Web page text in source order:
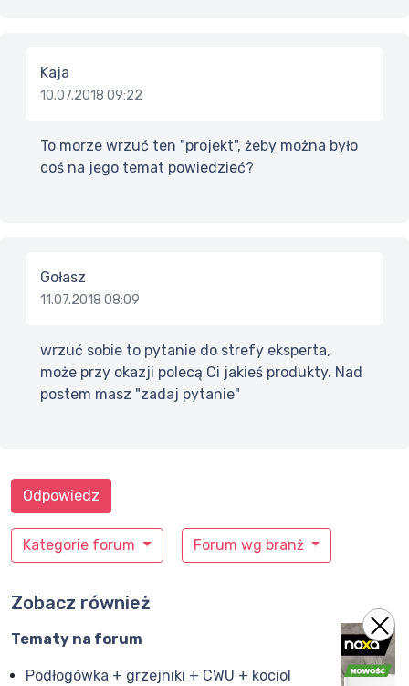
Kaja
10.07.2018 09:22
To morze wrzuć ten "projekt", żeby można było
coś na jego temat powiedzieć?
Gołasz
11.07.2018 08:09
wrzuć sobie to pytanie do strefy eksperta,
może przy okazji polecą Ci jakieś produkty. Nad
postem masz "zadaj pytanie"
Kategorie forum Forum wg branż
Odpowiedz
Zobacz również
Tematy na forum
Podłogówka + grzejniki + CWU + kociol